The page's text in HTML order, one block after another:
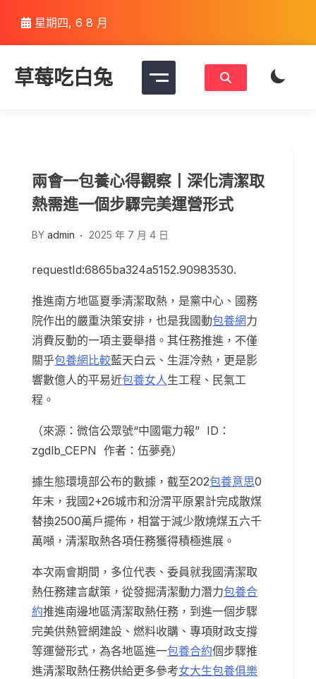
content
星期四, 6 8 月
草莓吃白兔
兩會一包養心得觀察丨深化清潔取
熱需進一個步驟完美運營形式
BY admin 2025 年 7 月 4 日
requestId:6865ba324a5152.90983530.
推進南方地區夏季清潔取熱，是黨中心、國務
院作出的嚴重決策安排，也是我國動包養網力
消費反動的一項主要舉措。其任務推進，不僅
關乎包養網比較藍天白云、生涯冷熱，更是影
響數億人的平易近包養女人生工程、民氣工
程。
（來源：微信公眾號“中國電力報” ID：
zgdlb_CEPN 作者：伍夢堯）
據生態環境部公布的數據，截至202包養意思0
年末，我國2+26城市和汾渭平原累計完成散煤
替換2500萬戶擺佈，相當于減少散燒煤五六千
萬噸，清潔取熱各項任務獲得積極進展。
本次兩會期間，多位代表、委員就我國清潔取
熱任務建言獻策，從發掘清潔動力潛力包養合
約推進南邊地區清潔取熱任務，到進一個步驟
完美供熱管網建設、燃料收購、專項財政支撐
等運營形式，為各地區進一包養合約個步驟推
進清潔取熱任務供給更多參考女大生包養俱樂